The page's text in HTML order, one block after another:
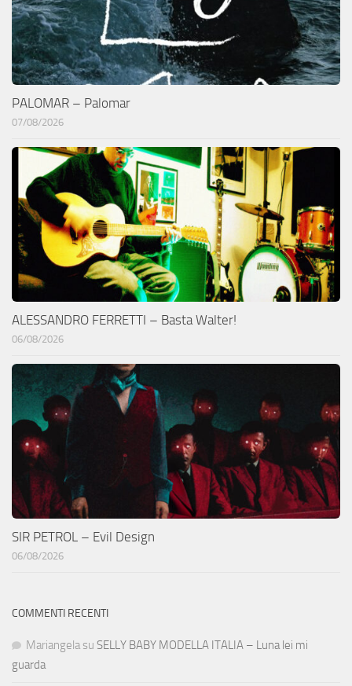
PALOMAR – Palomar
07/08/2026
ALESSANDRO FERRETTI – Basta Walter!
06/08/2026
SIR PETROL – Evil Design
06/08/2026
COMMENTI RECENTI
Mariangela su SELLY BABY MODELLA ITALIA – Luna lei mi
guarda